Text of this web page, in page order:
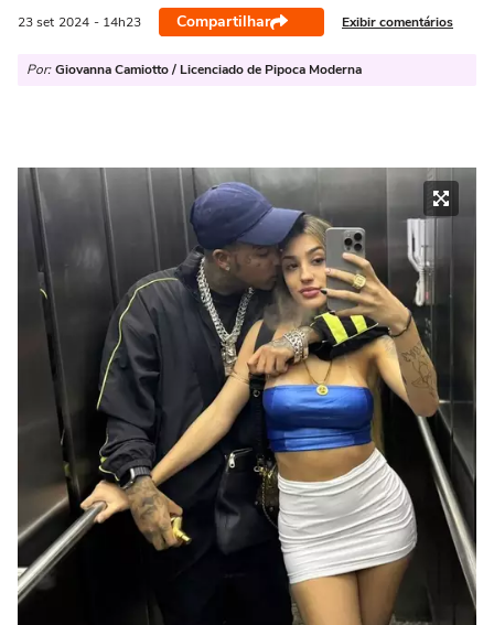
23 set 2024 - 14h23 Compartilhar Exibir comentários
Por: Giovanna Camiotto / Licenciado de Pipoca Moderna